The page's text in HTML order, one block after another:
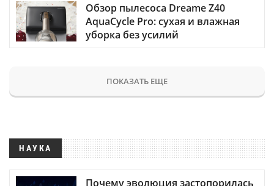
Обзор пылесоса Dreame Z40
AquaCycle Pro: сухая и влажная
уборка без усилий
ПОКАЗАТЬ ЕЩЕ
НАУКА
Почему эволюция застопорилась